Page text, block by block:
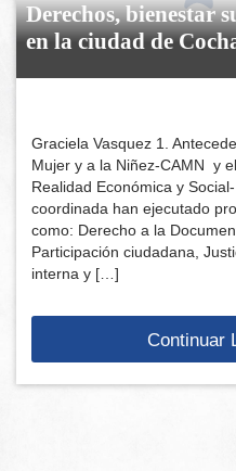
Derechos, bienestar
en la ciudad de
Graciela Vasquez 1.
Mujer y a la Niñez-CAMN y
Realidad Económica y
coordinada han ejecutado
como: Derecho a la
Participación ciudadana,
interna y […]
Continuar